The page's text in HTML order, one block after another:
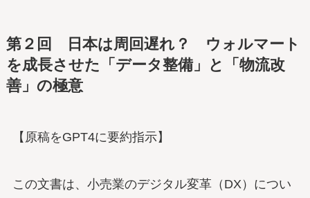
第２回
日本は周回遅れ？ ウォルマート
を成長させた「データ整備」と「物流改
善」の極意
【原稿をGPT4に要約指示】
この文書は、小売業のデジタル変革（DX）につい